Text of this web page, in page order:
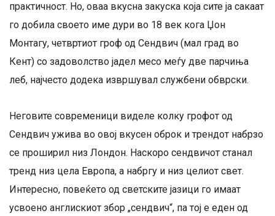
практичност. Но, оваа вкусна закуска која сите ја сакаат
го добила своето име дури во 18 век кога Џон
Монтагу, четвртиот гроф од Сендвич (мал град во
Кент) со задоволство јадел месо меѓу две парчиња
леб, најчесто додека извршувал службени обврски.
Неговите современици виделе колку грофот од
Сендвич ужива во овој вкусен оброк и трендот набрзо
се проширил низ Лондон. Наскоро сендвичот станал
тренд низ цела Европа, а набргу и низ целиот свет.
Интересно, повеќето од светските јазици го имаат
усвоено англискиот збор „сендвич“, па тој е еден од